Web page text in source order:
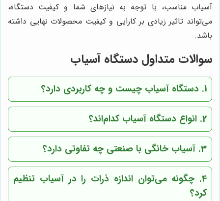
آسیاب مناسب، با توجه به نیازهای شما و کیفیت دستگاه،
می‌تواند تاثیر زیادی بر کارایی و کیفیت محصولات نهایی داشته
باشد.
سوالات متداول دستگاه آسیاب
1. دستگاه آسیاب چیست و چه کاربردی دارد؟
2. انواع دستگاه آسیاب کدام‌اند؟
3. آسیاب خانگی با صنعتی چه تفاوتی دارد؟
4. چگونه می‌توان اندازه ذرات را در آسیاب تنظیم
کرد؟